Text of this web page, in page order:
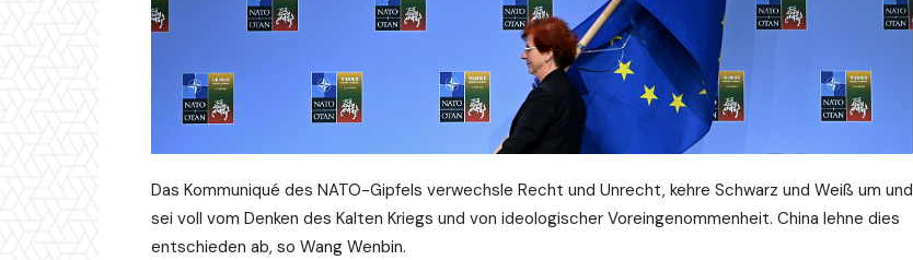
Das Kommuniqué des NATO-Gipfels verwechsle Recht und Unrecht, kehre Schwarz und Weiß um und
sei voll vom Denken des Kalten Kriegs und von ideologischer Voreingenommenheit. China lehne dies
entschieden ab, so Wang Wenbin.